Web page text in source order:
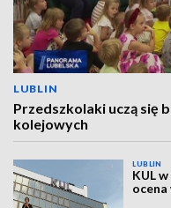
LUBLIN
Przedszkolaki uczą się
kolejowych
LUBLIN
KUL